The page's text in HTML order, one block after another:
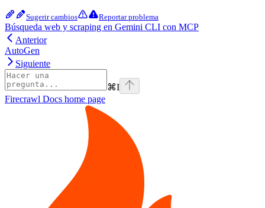
Sugerir cambios Reportar problema
Búsqueda web y scraping en Gemini CLI con MCP
Anterior
AutoGen
Siguiente
⌘I
Firecrawl Docs home page